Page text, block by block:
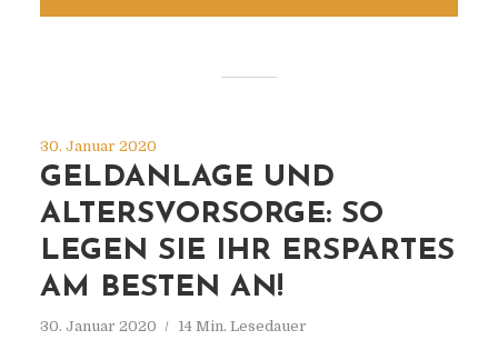
30. Januar 2020
GELDANLAGE UND
ALTERSVORSORGE: SO
LEGEN SIE IHR ERSPARTES
AM BESTEN AN!
30. Januar 2020 14 Min. Lesedauer